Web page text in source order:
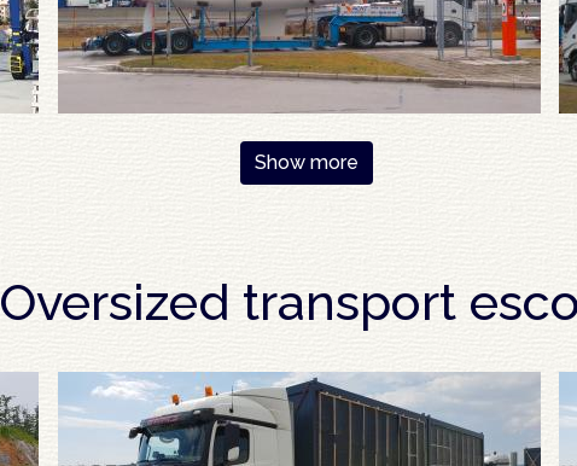
Show more
Oversized transport